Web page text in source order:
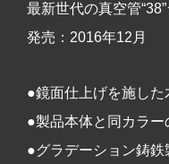
最新世代の真空管
発売：2016年12月
●鏡面仕上げを施し
●製品本体と同カラー
●グラデーション鋳